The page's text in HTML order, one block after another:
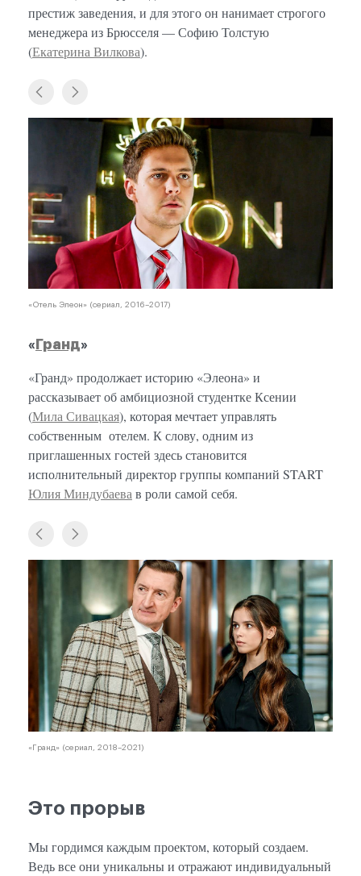
престиж заведения, и для этого он нанимает строгого
менеджера из Брюсселя — Софию Толстую
(Екатерина Вилкова).
«Отель Элеон» (сериал, 2016–2017)
« Гранд»
«Гранд» продолжает историю «Элеона» и
рассказывает об амбициозной студентке Ксении
(Мила Сивацкая), которая мечтает управлять
собственным отелем. К слову, одним из
приглашенных гостей здесь становится
исполнительный директор группы компаний START
Юлия Миндубаевав роли самой себя.
«Гранд» (сериал, 2018–2021)
Это прорыв
Мы гордимся каждым проектом, который создаем.
Ведь все они уникальны и отражают индивидуальный